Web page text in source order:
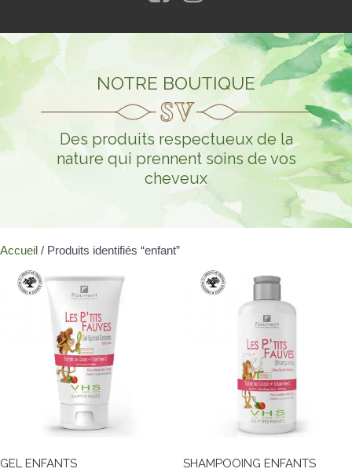
NOTRE BOUTIQUE
Des produits respectueux de la
nature qui prennent soins de vos
cheveux
Accueil / Produits identifiés “enfant”
GEL ENFANTS SHAMPOOING ENFANTS